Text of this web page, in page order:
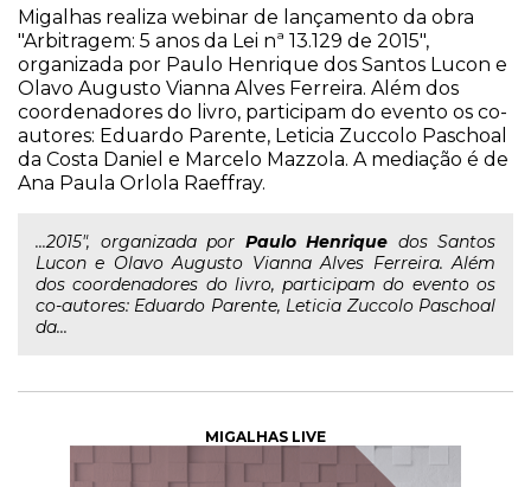
Migalhas realiza webinar de lançamento da obra
"Arbitragem: 5 anos da Lei nª 13.129 de 2015",
organizada por Paulo Henrique dos Santos Lucon e
Olavo Augusto Vianna Alves Ferreira. Além dos
coordenadores do livro, participam do evento os co-
autores: Eduardo Parente, Leticia Zuccolo Paschoal
da Costa Daniel e Marcelo Mazzola. A mediação é de
Ana Paula Orlola Raeffray.
...2015", organizada por Paulo Henrique dos Santos
Lucon e Olavo Augusto Vianna Alves Ferreira. Além
dos coordenadores do livro, participam do evento os
co-autores: Eduardo Parente, Leticia Zuccolo Paschoal
da...
MIGALHAS LIVE